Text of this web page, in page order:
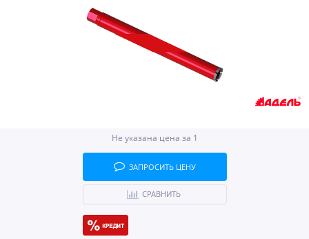
Не указана цена за 1
ЗАПРОСИТЬ ЦЕНУ
СРАВНИТЬ